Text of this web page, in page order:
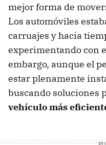
mejor forma de
Los automóviles
carruajes y hacía
experimentando con
embargo, aunque el
estar plenamente
buscando soluciones
vehículo más